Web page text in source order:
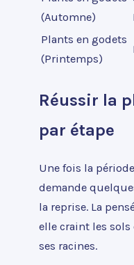
(Automne)
Plants en godets
(Printemps)
Réussir la
par étape
Une fois la
demande
la reprise. La
elle craint les
ses racines.